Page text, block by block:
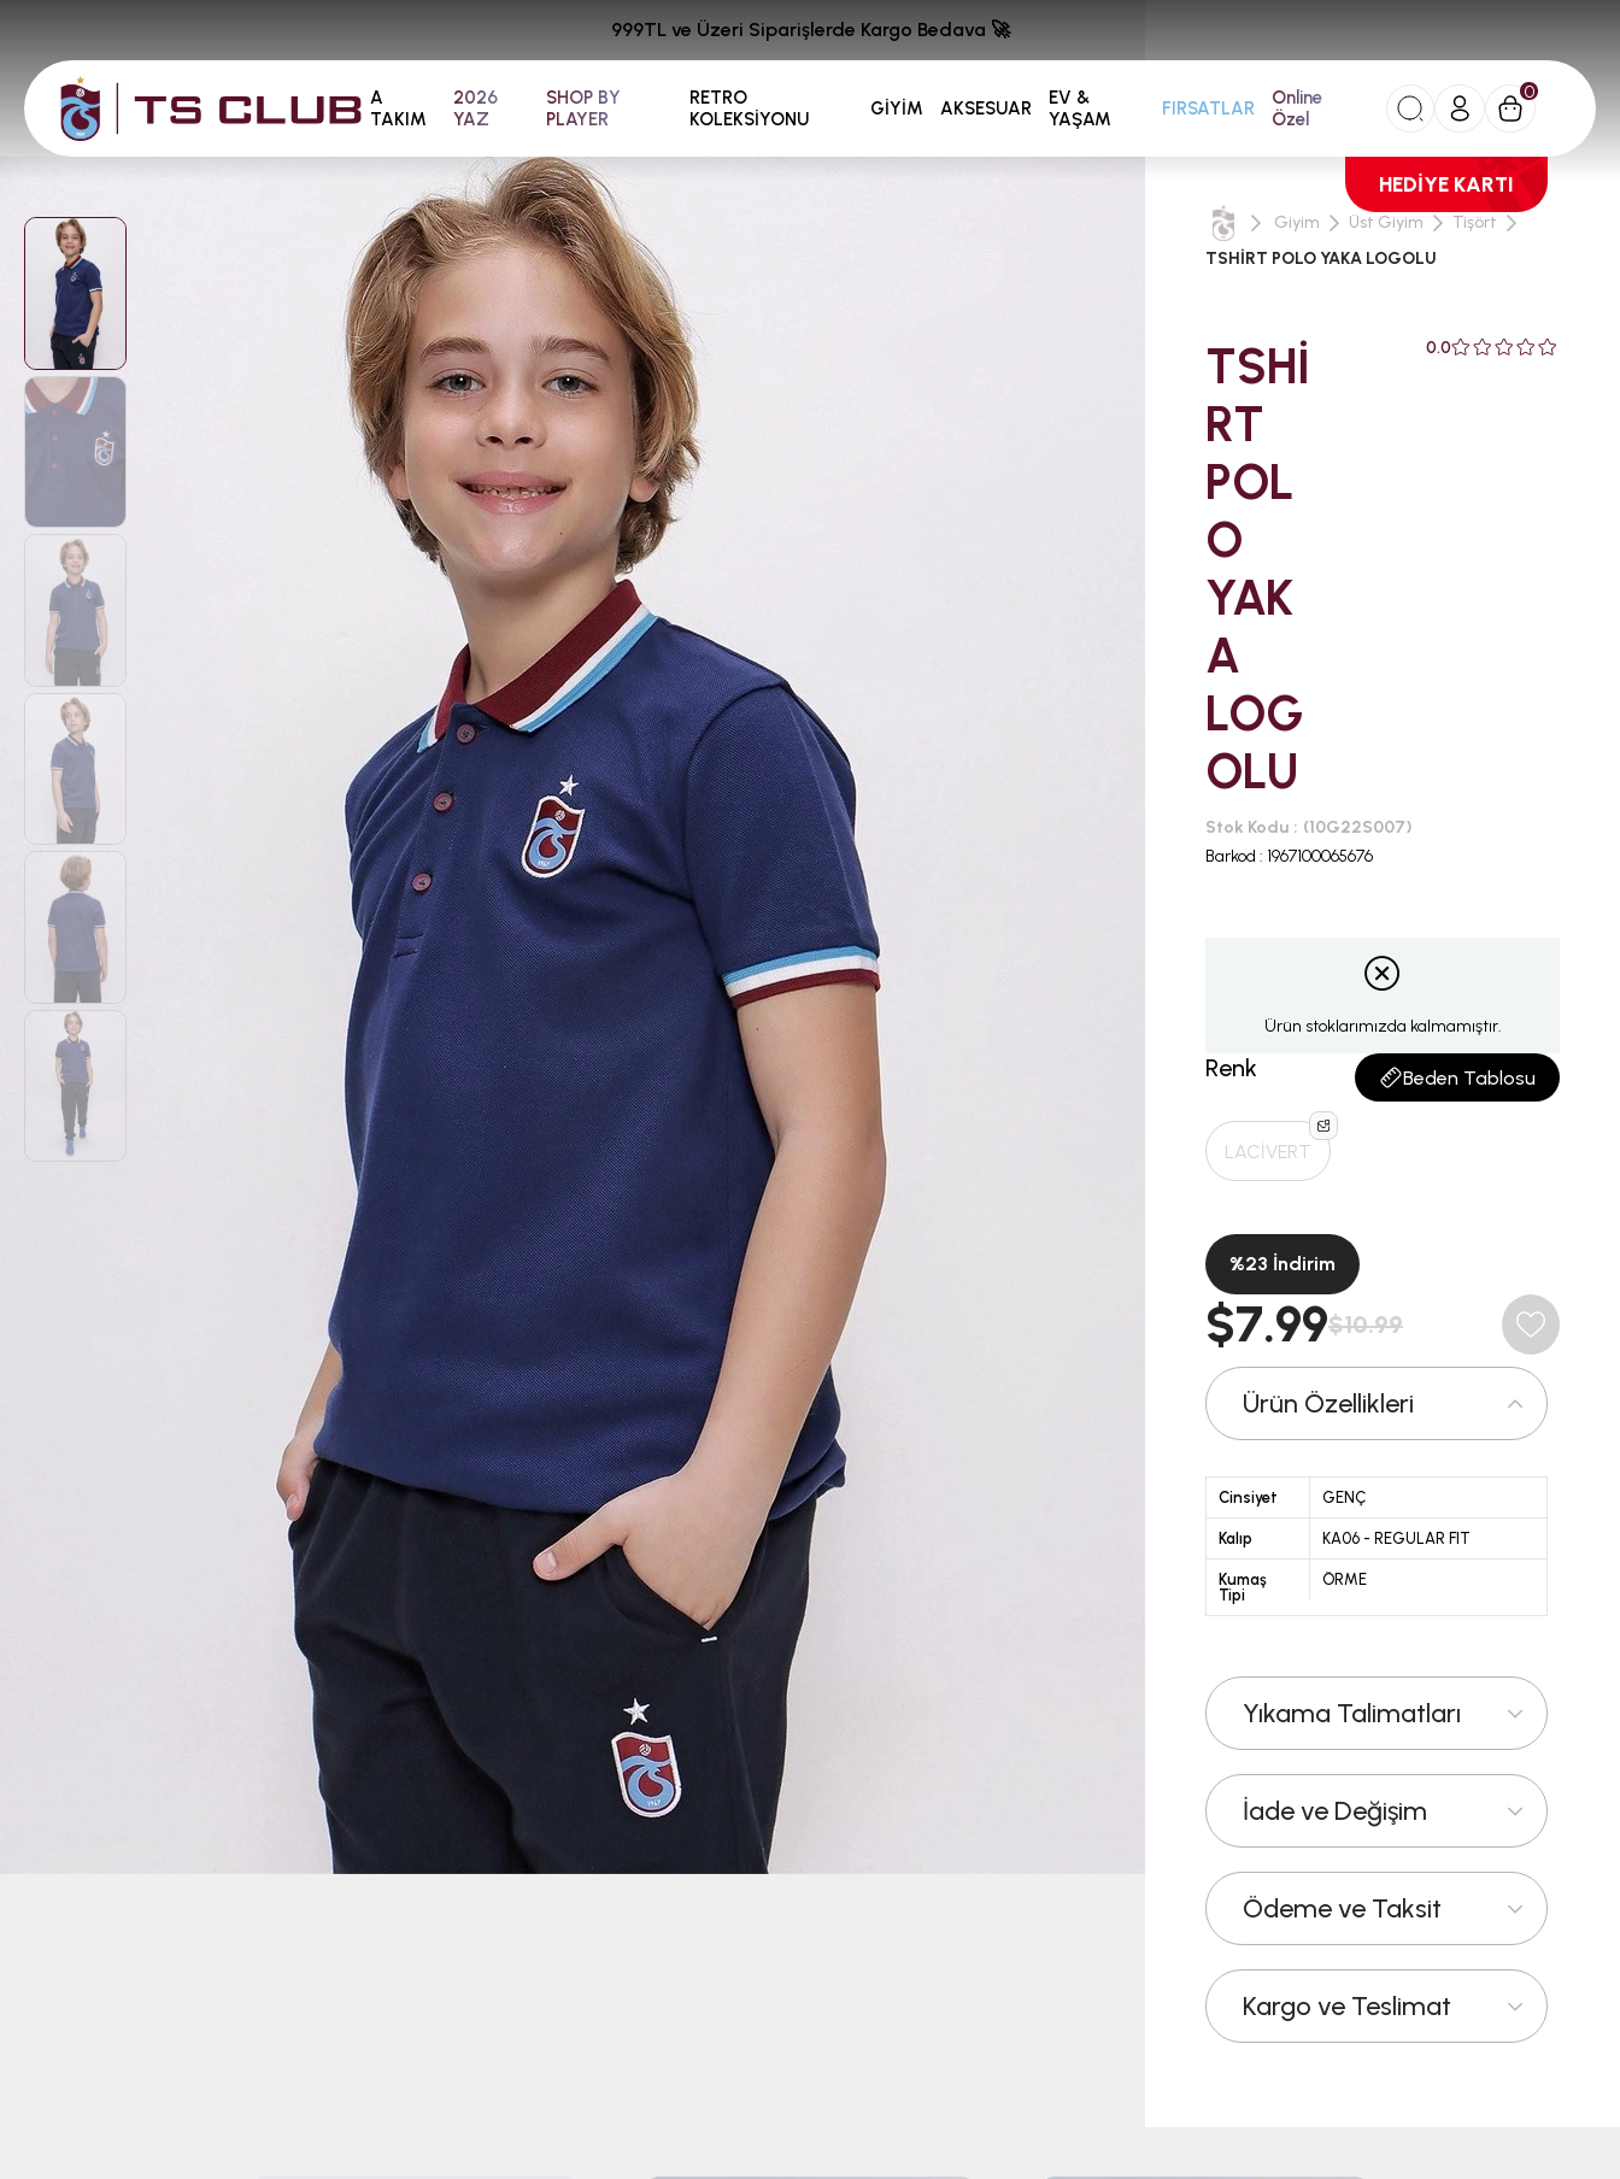
A
TAKIM
2026
YAZ
SHOP BY
PLAYER
RETRO
KOLEKSİYONU
GİYİM AKSESUAR
EV &
YAŞAM
FIRSATLAR
Online
Özel
0
HEDİYE KARTI
999TL ve Üzeri Siparişlerde Kargo Bedava 🚀
Giyim Üst Giyim
Tişört
TSHİRT POLO YAKA LOGOLU
TSHİ
RT
POL
O
YAK
A
LOG
OLU
0.0
Stok Kodu
(10G22S007)
Barkod : 1967100065676
Ürün stoklarımızda kalmamıştır.
Renk Beden Tablosu
LACİVERT
%23 İndirim
$10.99
$7.99
Ürün Özellikleri
Cinsiyet GENÇ
Kalıp KA06 - REGULAR FIT
Kumaş
Tipi
ÖRME
Yıkama Talimatları
İade ve Değişim
Ödeme ve Taksit
Kargo ve Teslimat